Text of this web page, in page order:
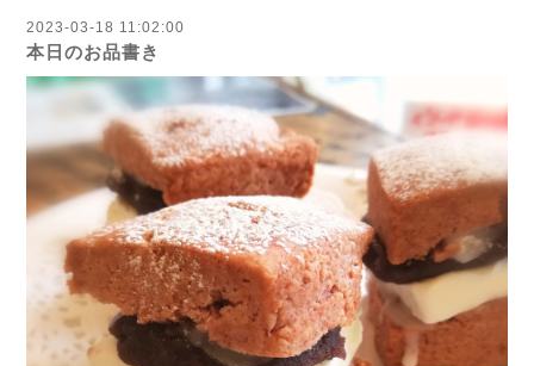
2023-03-18 11:02:00
本日のお品書き